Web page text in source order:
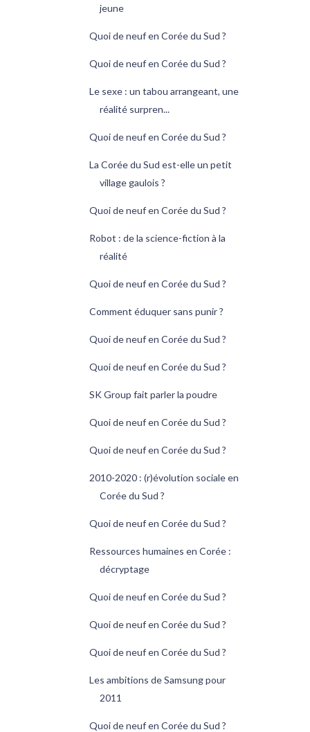
jeune
Quoi de neuf en Corée du Sud ?
Quoi de neuf en Corée du Sud ?
Le sexe : un tabou arrangeant, une
réalité surpren...
Quoi de neuf en Corée du Sud ?
La Corée du Sud est-elle un petit
village gaulois ?
Quoi de neuf en Corée du Sud ?
Robot : de la science-fiction à la
réalité
Quoi de neuf en Corée du Sud ?
Comment éduquer sans punir ?
Quoi de neuf en Corée du Sud ?
Quoi de neuf en Corée du Sud ?
SK Group fait parler la poudre
Quoi de neuf en Corée du Sud ?
Quoi de neuf en Corée du Sud ?
2010-2020 : (r)évolution sociale en
Corée du Sud ?
Quoi de neuf en Corée du Sud ?
Ressources humaines en Corée :
décryptage
Quoi de neuf en Corée du Sud ?
Quoi de neuf en Corée du Sud ?
Quoi de neuf en Corée du Sud ?
Les ambitions de Samsung pour
2011
Quoi de neuf en Corée du Sud ?